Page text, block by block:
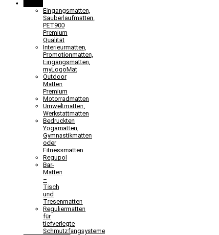
Eingangsmatten,
Sauberlaufmatten,
PET900
Premium
Qualität
Interieurmatten,
Promotionmatten,
Eingangsmatten,
myLogoMat
Outdoor
Matten
Premium
Motorradmatten
Umweltmatten,
Werkstattmatten
Bedruckten
Yogamatten,
Gymnastikmatten
oder
Fitnessmatten
Regupol
Bar-
Matten
–
Tisch
und
Tresenmatten
Reguliermatten
für
tiefverlegte
Schmutzfangsysteme